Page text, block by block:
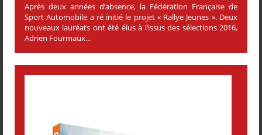
Après deux années d’absence, la Fédération Française de
Sport Automobile a ré initié le projet « Rallye Jeunes ». Deux
nouveaux lauréats ont été élus à l’issus des sélections 2016,
Adrien Fourmaux...